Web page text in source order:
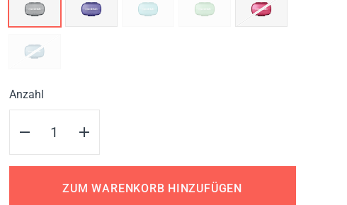
Anzahl
ZUM WARENKORB HINZUFÜGEN